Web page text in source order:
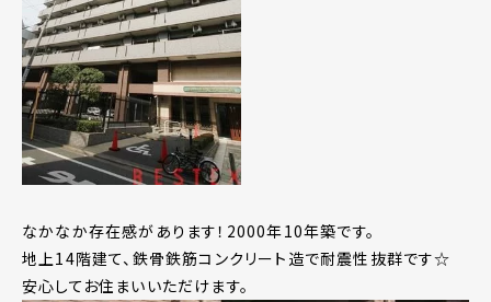
なかなか存在感があります！2000年10年築です。
地上14階建て、鉄骨鉄筋コンクリート造で耐震性抜群です☆
安心してお住まいいただけます。